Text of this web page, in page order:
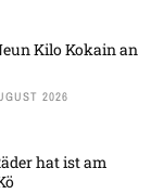
Kilo Kokain an
2026
hat ist am